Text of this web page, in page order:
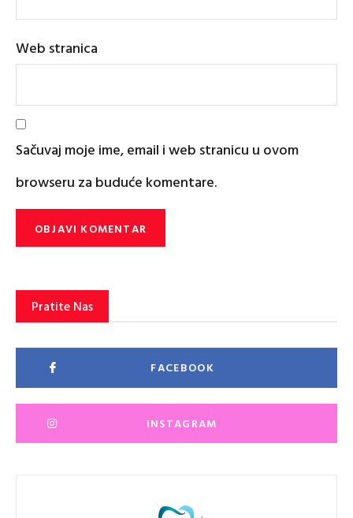
Web stranica
Sačuvaj moje ime, email i web stranicu u ovom
browseru za buduće komentare.
Pratite Nas
FACEBOOK
INSTAGRAM